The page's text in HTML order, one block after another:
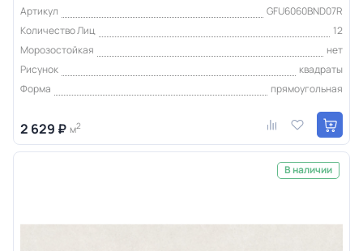
Артикул
GFU6060BND07R
Количество Лиц
12
Морозостойкая
нет
Рисунок
квадраты
Форма
прямоугольная
2 629 ₽ м2
В наличии